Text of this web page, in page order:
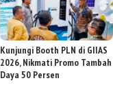
Kunjungi Booth PLN di GIIAS
2026, Nikmati Promo Tambah
Daya 50 Persen